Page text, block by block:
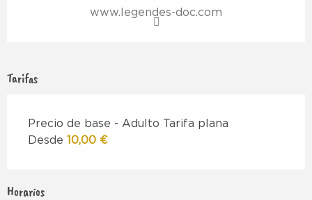
www.legendes-doc.com
Tarifas
Precio de base - Adulto Tarifa plana
Desde 10,00 €
Horarios